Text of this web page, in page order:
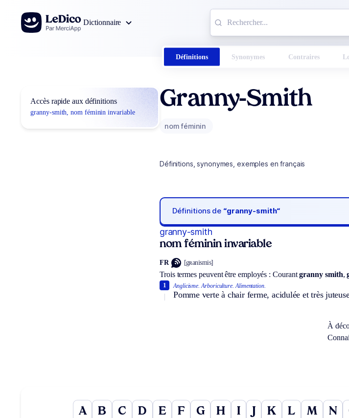
Aller au contenu
Dictionnaire
Définitions Synonymes Contraires
Accès rapide aux définitions
granny-smith, nom féminin invariable
Granny-Smith
nom féminin
Définitions, synonymes, exemples en français
Définitions de “granny-smith“
granny-smith
nom féminin invariable
FR [gʀanismis]
Trois termes peuvent être employés :Courant granny smith,
Anglicisme. Arboriculture. Alimentation.
Pomme verte à chair ferme, acidulée et très
1
À
A B C D E F G H I K L M N